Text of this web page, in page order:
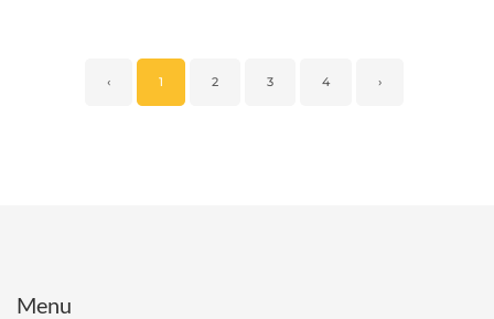
‹ 1 2 3 4 ›
Menu